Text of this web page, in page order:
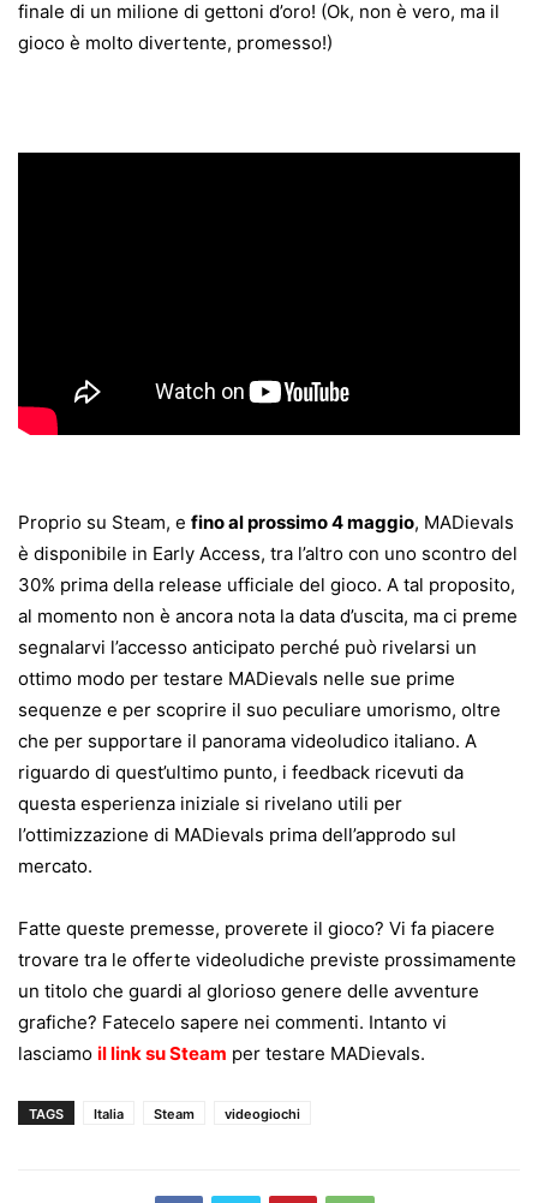
finale di un milione di gettoni d’oro! (Ok, non è vero, ma il
gioco è molto divertente, promesso!)
Proprio su Steam, e fino al prossimo 4 maggio, MADievals
è disponibile in Early Access, tra l’altro con uno scontro del
30% prima della release ufficiale del gioco. A tal proposito,
al momento non è ancora nota la data d’uscita, ma ci preme
segnalarvi l’accesso anticipato perché può rivelarsi un
ottimo modo per testare MADievals nelle sue prime
sequenze e per scoprire il suo peculiare umorismo, oltre
che per supportare il panorama videoludico italiano. A
riguardo di quest’ultimo punto, i feedback ricevuti da
questa esperienza iniziale si rivelano utili per
l’ottimizzazione di MADievals prima dell’approdo sul
mercato.
Fatte queste premesse, proverete il gioco? Vi fa piacere
trovare tra le offerte videoludiche previste prossimamente
un titolo che guardi al glorioso genere delle avventure
grafiche? Fatecelo sapere nei commenti. Intanto vi
lasciamo il link su Steam per testare MADievals.
TAGS Italia Steam videogiochi